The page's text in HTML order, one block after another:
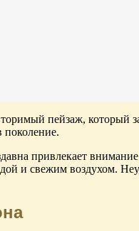
пейзаж, который
поколение.
привлекает
и свежим воздухом.